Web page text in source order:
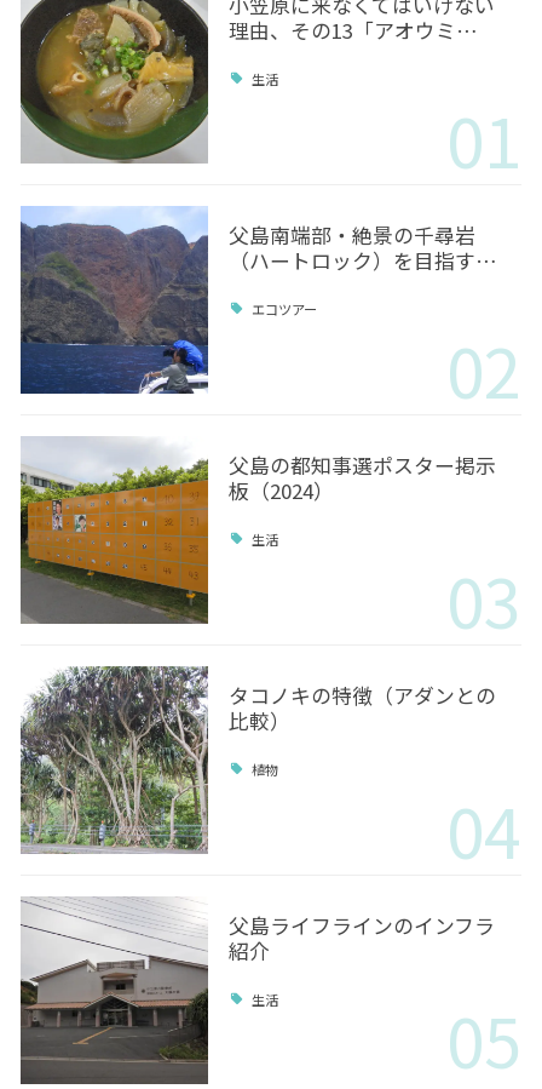
理由、その13「アオウミ…
生活
01
父島南端部・絶景の千尋岩
（ハートロック）を目指す…
エコツアー
02
父島の都知事選ポスター掲示
板（2024）
生活
03
タコノキの特徴（アダンとの
比較）
植物
04
父島ライフラインのインフラ
紹介
生活 05